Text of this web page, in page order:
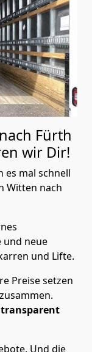
Fürth
wir Dir!
es mal schnell
Witten nach
und neue
und Lifte.
Preise setzen
transparent
Und die